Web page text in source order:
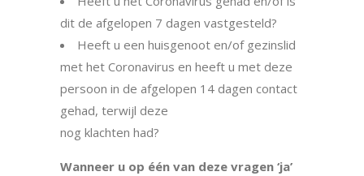
dit de afgelopen 7 dagen vastgesteld?
Heeft u een huisgenoot en/of gezinslid
met het Coronavirus en heeft u met deze
persoon in de afgelopen 14 dagen contact
gehad, terwijl deze
nog klachten had?
Wanneer u op één van deze vragen ‘ja’